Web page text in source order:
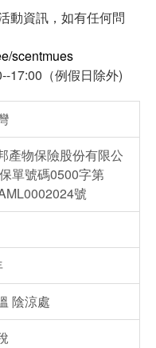
動資訊，如有任何問
scentmues
17:00（例假日除外)
產物保險股份有限公
單號碼0500字第
號
陰涼處